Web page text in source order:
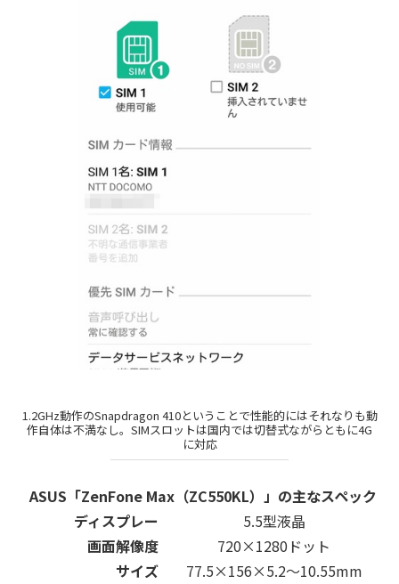
1.2GHz動作のSnapdragon 410ということで性能的にはそれなりも動
作自体は不満なし。SIMスロットは国内では切替式ながらともに4G
に対応
ASUS「ZenFone Max（ZC550KL）」の主なスペック
ディスプレー
5.5型液晶
画面解像度
720×1280ドット
サイズ
77.5×156×5.2～10.55mm